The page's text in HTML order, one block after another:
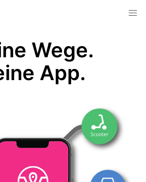
Wege.
App.